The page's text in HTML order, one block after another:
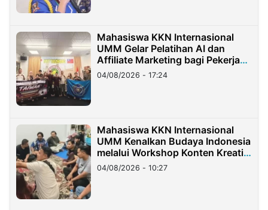
Mahasiswa KKN Internasional
UMM Gelar Pelatihan AI dan
Affiliate Marketing bagi Pekerja
Migran Indonesia di Taiwan
04/08/2026 - 17:24
Mahasiswa KKN Internasional
UMM Kenalkan Budaya Indonesia
melalui Workshop Konten Kreatif
di Taiwan
04/08/2026 - 10:27